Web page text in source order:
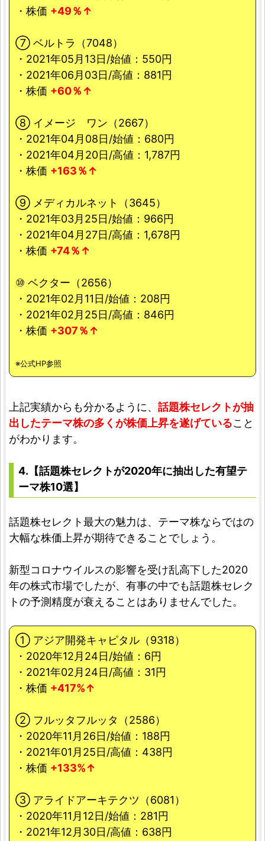
・株価 +49％↑
⑦ ベルトラ（7048）
・2021年05月13日/始値：550円
・2021年06月03日/高値：881円
・株価 +60％↑
⑧ イメージ ワン（2667）
・2021年04月08日/始値：680円
・2021年04月20日/高値：1,787円
・株価 +163％↑
⑨ メディカルネット（3645）
・2021年03月25日/始値：966円
・2021年04月27日/高値：1,678円
・株価 +74％↑
⑩ ベクター（2656）
・2021年02月11日/始値：208円
・2021年02月25日/高値：846円
・株価 +307％↑
※公式HP参照
上記実績からも分かるように、 話題株セレクトが抽
出したテーマ株の多くが株価上昇を遂げていること
がわかります。
4.【話題株セレクトが2020年に抽出した有望テ
ーマ株10選】
話題株セレクト最大の魅力は、テーマ株ならではの
大幅な株価上昇が期待できることでしょう。
新型コロナウイルスの影響を受け乱高下した2020
年の株式市場でしたが、有事の中でも話題株セレク
トの予測精度が衰えることはありませんでした。
① アジア開発キャピタル（9318）
・2020年12月24日/始値：6円
・2021年02月24日/高値：31円
・株価 +417%↑
② フルッタフルッタ（2586）
・2020年11月26日/始値：188円
・2021年01月25日/高値：438円
・株価 +133%↑
③ アライドアーキテクツ（6081）
・2020年11月12日/始値：281円
・2021年12月30日/高値：638円